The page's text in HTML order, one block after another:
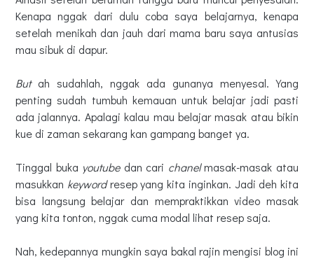
Kenapa nggak dari dulu coba saya belajarnya, kenapa
setelah menikah dan jauh dari mama baru saya antusias
mau sibuk di dapur.
But ah sudahlah, nggak ada gunanya menyesal. Yang
penting sudah tumbuh kemauan untuk belajar jadi pasti
ada jalannya. Apalagi kalau mau belajar masak atau bikin
kue di zaman sekarang kan gampang banget ya.
Tinggal buka youtubedan cari chanelmasak-masak atau
masukkan keywordresep yang kita inginkan. Jadi deh kita
bisa langsung belajar dan mempraktikkan video masak
yang kita tonton, nggak cuma modal lihat resep saja.
Nah, kedepannya mungkin saya bakal rajin mengisi blog ini